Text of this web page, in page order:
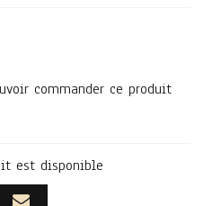
commander ce produit
est disponible